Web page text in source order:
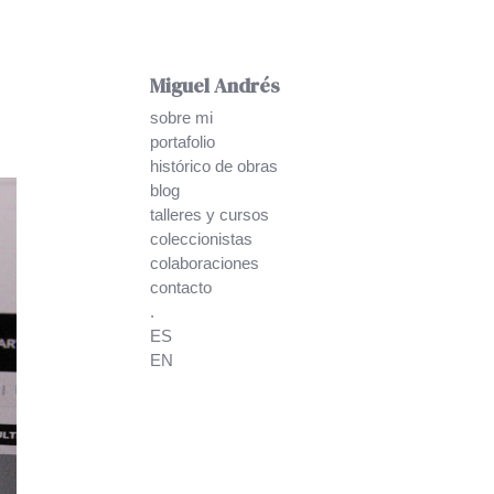
Miguel Andrés
sobre mi
portafolio
histórico de obras
blog
talleres y cursos
coleccionistas
colaboraciones
contacto
.
ES
EN